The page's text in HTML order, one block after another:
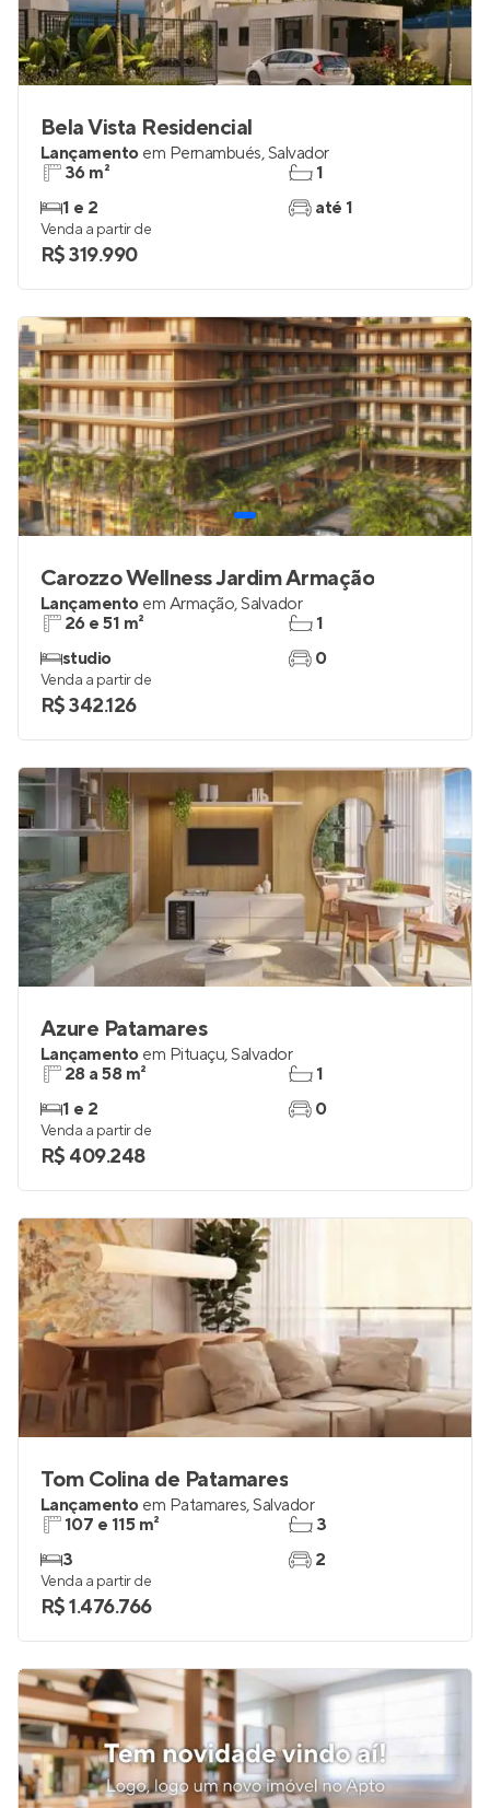
Bela Vista Residencial
Lançamento em Pernambués,Salvador
36 m²
1 e 2
1
até 1
Venda a partir de
R$ 319.990
Carozzo Wellness Jardim Armação
Lançamento em Armação,Salvador
26 e 51 m²
studio
1
0
Venda a partir de
R$ 342.126
Azure Patamares
Lançamento em Pituaçu,Salvador
28 a 58 m²
1 e 2
1
0
Venda a partir de
R$ 409.248
Tom Colina de Patamares
Lançamento em Patamares,Salvador
107 e 115 m²
3
3
2
Venda a partir de
R$ 1.476.766